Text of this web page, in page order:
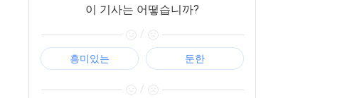
이 기사는 어떻습니까?
/
흥미있는 둔한
/